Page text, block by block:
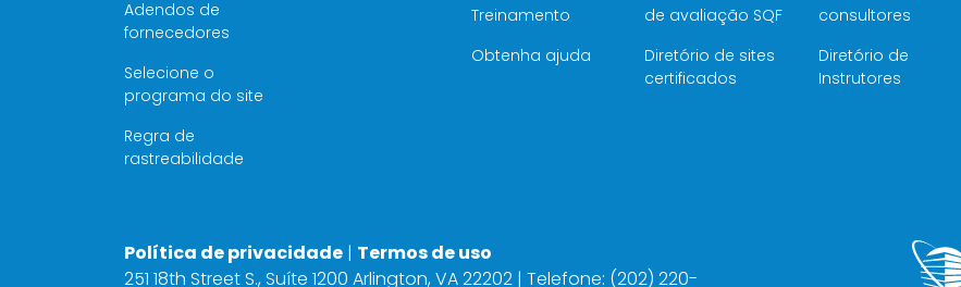
Adendos de
fornecedores
Selecione o
programa do site
Regra de
rastreabilidade
Treinamento
Obtenha ajuda
de avaliação SQF
Diretório de sites
certificados
consultores
Diretório de
Instrutores
Política de privacidade | Termos de uso
251 18th Street S., Suíte 1200 Arlington, VA 22202 | Telefone: (202) 220-